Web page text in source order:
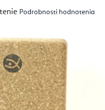
Podrobnosti hodnotenia